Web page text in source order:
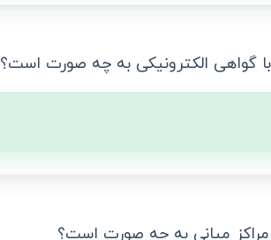
گواهی الکترونیکی به چه صورت است؟
مراکز میانی به چه صورت است؟